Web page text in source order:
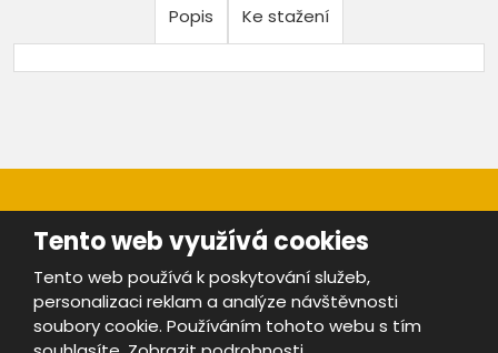
Popis Ke stažení
Mapa stránek |Bezpečnost a ochrana osobních údajů
Podmínky použití
Tento web využívá cookies
Tento web používá k poskytování služeb,
personalizaci reklam a analýze návštěvnosti
soubory cookie. Používáním tohoto webu s tím